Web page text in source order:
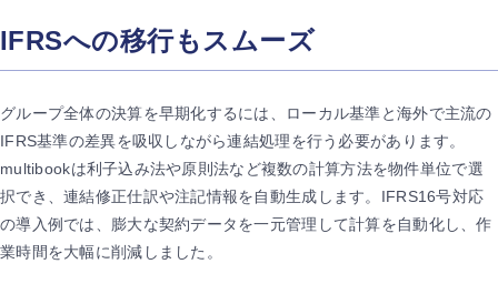
IFRSへの移行もスムーズ
グループ全体の決算を早期化するには、ローカル基準と海外で主流の
IFRS基準の差異を吸収しながら連結処理を行う必要があります。
multibookは利子込み法や原則法など複数の計算方法を物件単位で選
択でき、連結修正仕訳や注記情報を自動生成します。IFRS16号対応
の導入例では、膨大な契約データを一元管理して計算を自動化し、作
業時間を大幅に削減しました。